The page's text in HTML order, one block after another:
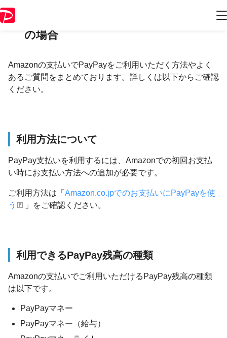
Amazonでのお支払いについてお困り
の場合
Amazonの支払いでPayPayをご利用いただく方法やよく
あるご質問をまとめております。詳しくは以下からご確認
ください。
利用方法について
PayPay支払いを利用するには、Amazonでの初回お支払
い時にお支払い方法への追加が必要です。
ご利用方法は「 Amazon.co.jpでのお支払いにPayPayを使
う
」をご確認ください。
利用できるPayPay残高の種類
Amazonの支払いでご利用いただけるPayPay残高の種類
は以下です。
PayPayマネー
PayPayマネー（給与）